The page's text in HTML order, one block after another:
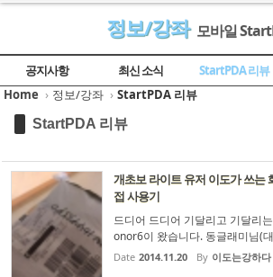
정보/강좌 모바일
공지사항 최신 소식 StartPDA 리뷰
유용한 사이트
Home › 정보/강좌 › StartPDA 리뷰
StartPDA 리뷰
개초보 라이트 유저 이도가 쓰는
접 사용기
드디어 드디어 기달리고 기달리
onor6이 왔습니다. 동글래미님(
건 사야해---라고 옆에있는 HTC
쳐 박아 버렸습니다^^ 하하 역시
Date 2014.11.20 By 이도는강하다
Sketchbook5, 스케치
Sketchbook5, 스케치
Sketchbook5, 스케치
Sketchbook5, 스케치